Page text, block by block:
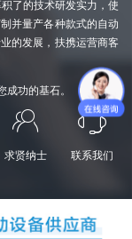
了的技术研发实力，使
并量产各种款式的自动
的发展，扶携运营商客
功的基石。
求贤纳士
ꁘ
联系我们
ꁱ